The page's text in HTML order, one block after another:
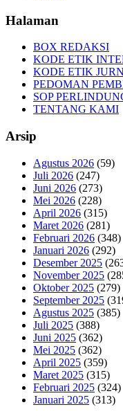
Halaman
BOX REDAKSI
KODE ETIK
KODE ETIK
PEDOMAN
SOP
TENTANG KAMI
Arsip
Agustus 2026 (59)
Juli 2026 (247)
Juni 2026 (273)
Mei 2026 (228)
April 2026 (315)
Maret 2026 (281)
Februari 2026 (348)
Januari 2026 (292)
Desember 2025
November 2025
Oktober 2025 (279)
September 2025
Agustus 2025 (385)
Juli 2025 (388)
Juni 2025 (362)
Mei 2025 (362)
April 2025 (359)
Maret 2025 (315)
Februari 2025 (324)
Januari 2025 (313)